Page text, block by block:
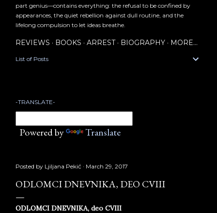
part genius—contains everything: the refusal to be confined by
appearances, the quiet rebellion against dull routine, and the
lifelong compulsion to let ideas breathe.
REVIEWS BOOKS ARREST BIOGRAPHY MORE…
List of Posts
-TRANSLATE-
Powered by Translate
Posted by Ljiljana Pekić March 29, 2017
ODLOMCI DNEVNIKA, DEO CVIII
ODLOMCI DNEVNIKA, deo CVIII